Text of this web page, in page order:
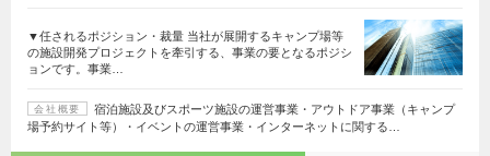
▼任されるポジション・裁量 当社が展開するキャンプ場等
の施設開発プロジェクトを牽引する、事業の要となるポジシ
ョンです。事業…
会社概要
宿泊施設及びスポーツ施設の運営事業・アウトドア事業（キャンプ
場予約サイト等）・イベントの運営事業・インターネットに関する…